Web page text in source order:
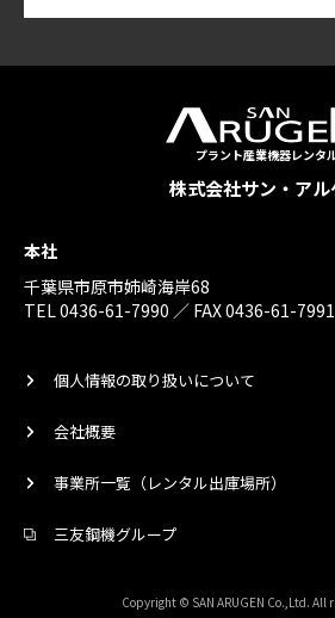
プラント産業機器レンタ
株式会社サン・アル
本社
千葉県市原市姉崎海岸68
TEL 0436-61-7990 ／ FAX 0436-61-7991
個人情報の取り扱いについて
会社概要
事業所一覧（レンタル出庫場所）
三友鋼機グループ
Copyright © SAN ARUGEN Co.,Ltd. All